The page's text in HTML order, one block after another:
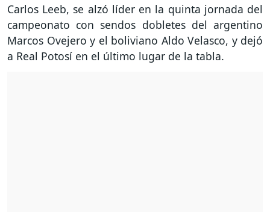
Carlos Leeb, se alzó líder en la quinta jornada del
campeonato con sendos dobletes del argentino
Marcos Ovejero y el boliviano Aldo Velasco, y dejó
a Real Potosí en el último lugar de la tabla.